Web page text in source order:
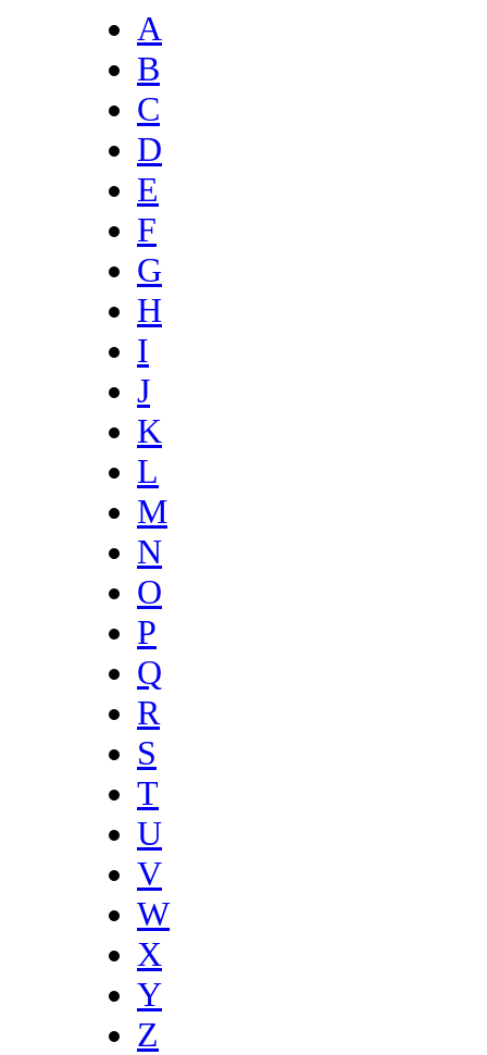
A
B
C
D
E
F
G
H
I
J
K
L
M
N
O
P
Q
R
S
T
U
V
W
X
Y
Z